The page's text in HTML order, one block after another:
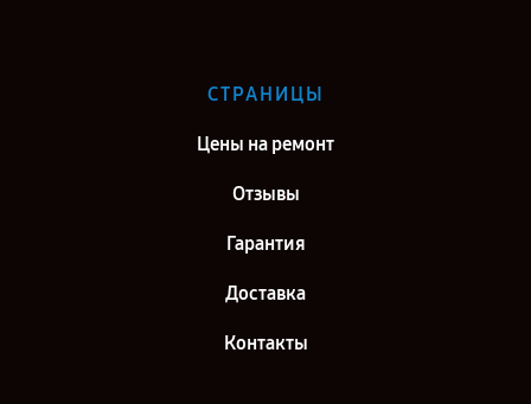
СТРАНИЦЫ
Цены на ремонт
Отзывы
Гарантия
Доставка
Контакты